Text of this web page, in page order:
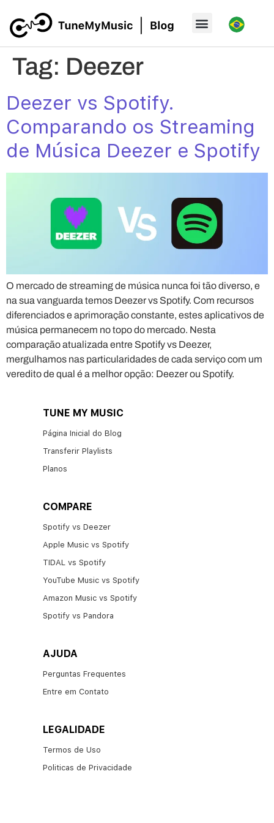
Tag: Deezer
Deezer vs Spotify.
Comparando os Streaming
de Música Deezer e Spotify
O mercado de streaming de música nunca foi tão diverso, e
na sua vanguarda temos Deezer vs Spotify. Com recursos
diferenciados e aprimoração constante, estes aplicativos de
música permanecem no topo do mercado. Nesta
comparação atualizada entre Spotify vs Deezer,
mergulhamos nas particularidades de cada serviço com um
veredito de qual é a melhor opção: Deezer ou Spotify.
TUNE MY MUSIC
Página Inicial do Blog
Transferir Playlists
Planos
COMPARE
Spotify vs Deezer
Apple Music vs Spotify​
TIDAL vs Spotify​
YouTube Music vs Spotify
Amazon Music vs Spotify
Spotify vs Pandora
AJUDA
Perguntas Frequentes
Entre em Contato
LEGALIDADE
Termos de Uso
Politicas de Privacidade